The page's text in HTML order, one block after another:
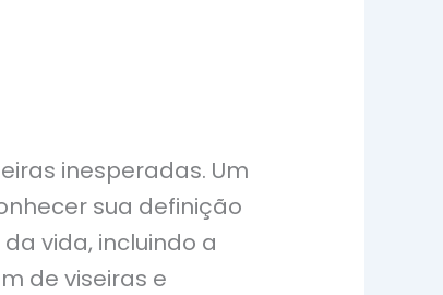
inesperadas. Um
sua definição
vida, incluindo a
de viseiras e